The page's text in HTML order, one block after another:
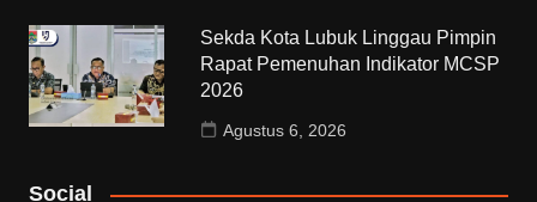
Sekda Kota Lubuk Linggau Pimpin
Rapat Pemenuhan Indikator MCSP
2026
Agustus 6, 2026
Social